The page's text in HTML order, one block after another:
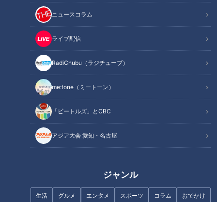
ニュースコラム
ライブ配信
RadiChubu（ラジチューブ）
me:tone（ミートーン）
「ビートルズ」とCBC
アジア大会 愛知・名古屋
ジャンル
生活 グルメ エンタメ スポーツ コラム おでかけ
心配ごとの96％は問題ない
堀田先生が考えてはいけないこととして挙げるのは主にネガテ
ィブな思考。
人間はなぜわざわざネガティブなことを考えてしまうのでしょ
実はネガティブに考えるのは人間の本能のようなものだそう。
自分の命を守るためには、さまざまなことを想像して危険を予
ただ、ネガティブなことを考えると自分に自信をなくし、どん